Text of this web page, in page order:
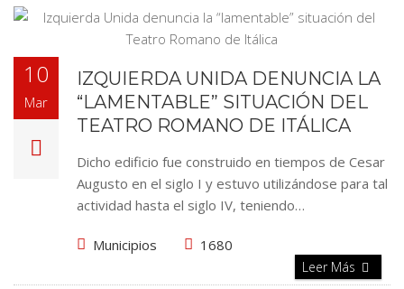
10
Mar
IZQUIERDA UNIDA DENUNCIA LA
“LAMENTABLE” SITUACIÓN DEL
TEATRO ROMANO DE ITÁLICA
Dicho edificio fue construido en tiempos de Cesar
Augusto en el siglo I y estuvo utilizándose para tal
actividad hasta el siglo IV, teniendo…
Municipios 1680
Leer Más